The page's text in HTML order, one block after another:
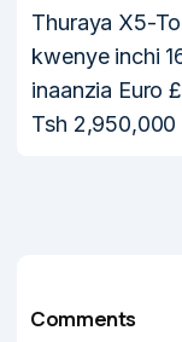
Thuraya X5-
kwenye inchi
inaanzia Euro
Tsh 2,950,000
Comments